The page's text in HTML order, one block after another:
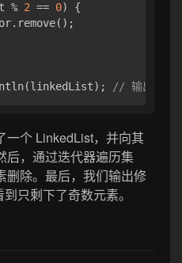
% 2 == 0) {
// 输出:
一个 LinkedList，并向其
后，通过迭代器遍历集
删除。最后，我们输出修
只剩下了奇数元素。